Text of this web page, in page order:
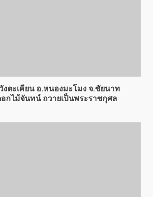
ตะเคียน อ.หนองมะโมง จ.ชัยนาท
กไม้จันทน์ ถวายเป็นพระราชกุศล